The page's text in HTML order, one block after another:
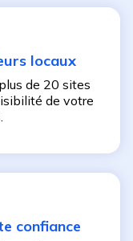
locaux
de 20 sites
de votre
.
confiance